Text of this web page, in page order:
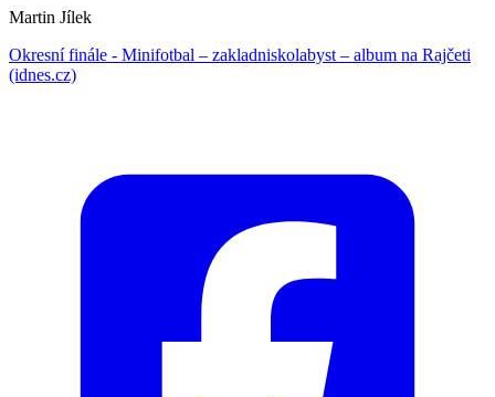
Martin Jílek
Okresní finále - Minifotbal – zakladniskolabyst – album na Rajčeti
(idnes.cz)